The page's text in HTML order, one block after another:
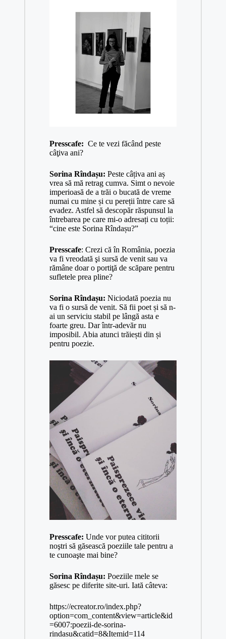
Presscafe: Ce te vezi făcând peste
câţiva ani?
Sorina Rîndașu: Peste câțiva ani aș
vrea să mă retrag cumva. Simt o nevoie
imperioasă de a trăi o bucată de vreme
numai cu mine și cu pereții între care să
evadez. Astfel să descopăr răspunsul la
întrebarea pe care mi-o adresați cu toții:
“cine este Sorina Rîndașu?”
Presscafe: Crezi că în România, poezia
va fi vreodată şi sursă de venit sau va
rămâne doar o portiţă de scăpare pentru
sufletele prea pline?
Sorina Rîndașu: Niciodată poezia nu
va fi o sursă de venit. Să fii poet și să n-
ai un serviciu stabil pe lângă asta e
foarte greu. Dar într-adevăr nu
imposibil. Abia atunci trăiești din și
pentru poezie.
Presscafe: Unde vor putea cititorii
noştri să găsească poeziile tale pentru a
te cunoaşte mai bine?
Sorina Rîndașu: Poeziile mele se
găsesc pe diferite site-uri. Iată câteva:
https://ecreator.ro/index.php?
option=com_content&view=article&id
=6007:poezii-de-sorina-
rindasu&catid=8&Itemid=114